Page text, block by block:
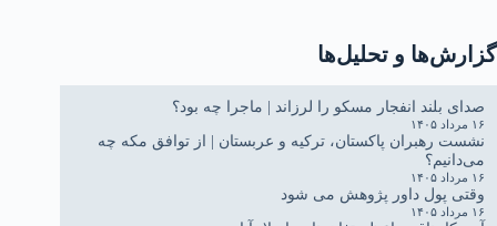
گزارش‌ها و تحلیل‌ها
صدای بلند انفجار مسکو را لرزاند | ماجرا چه بود؟
۱۶ مرداد ۱۴۰۵
نشست رهبران پاکستان، ترکیه و عربستان | از توافق مکه چه
می‌دانیم؟
۱۶ مرداد ۱۴۰۵
وقتی پول داور پژوهش می شود
۱۶ مرداد ۱۴۰۵